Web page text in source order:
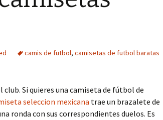
camis de futbol, camisetas de futbol baratas
Si quieres una camiseta de fútbol de
seleccion mexicana trae un brazalete de
ronda con sus correspondientes duelos. Es